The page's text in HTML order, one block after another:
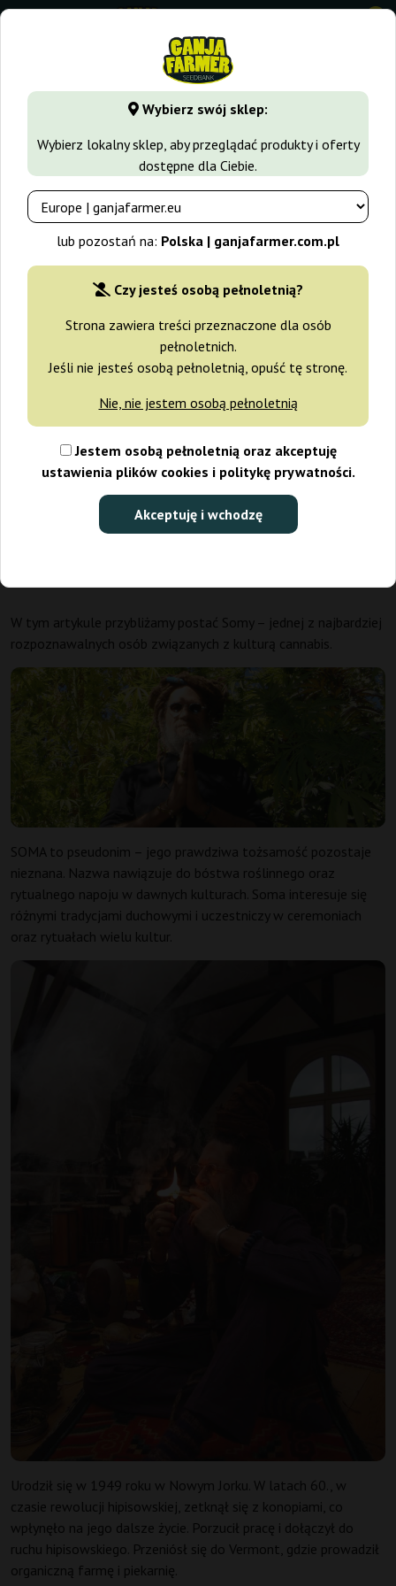
Wybierz swój sklep:
Wybierz lokalny sklep, aby przeglądać produkty i oferty
dostępne dla Ciebie.
lub pozostań na: Polska | ganjafarmer.com.pl
Czy jesteś osobą pełnoletnią?
Strona zawiera treści przeznaczone dla osób
pełnoletnich.
Jeśli nie jesteś osobą pełnoletnią, opuść tę stronę.
Nie, nie jestem osobą pełnoletnią
Jestem osobą pełnoletnią oraz akceptuję
ustawienia plików cookies i politykę prywatności.
Akceptuję i wchodzę
0
GanjaFarmer.com.pl Blog Rynek konopny SOMA -
Blog Ganja Farmer
SOMA - Pionier, Innowator, Filozof,
Zielarz
W tym artykule przybliżamy postać Somy – jednej z najbardziej
rozpoznawalnych osób związanych z kulturą cannabis.
SOMA to pseudonim – jego prawdziwa tożsamość pozostaje
nieznana. Nazwa nawiązuje do bóstwa roślinnego oraz
rytualnego napoju w dawnych kulturach. Soma interesuje się
różnymi tradycjami duchowymi i uczestniczy w ceremoniach
oraz rytuałach wielu kultur.
Urodził się w 1949 roku w Nowym Jorku. W latach 60., w
czasie rewolucji hipisowskiej, zetknął się z konopiami, co
wpłynęło na jego dalsze życie. Porzucił pracę i dołączył do
ruchu hipisowskiego. Przeniósł się do Vermont, gdzie prowadził
organiczną farmę i piekarnię.